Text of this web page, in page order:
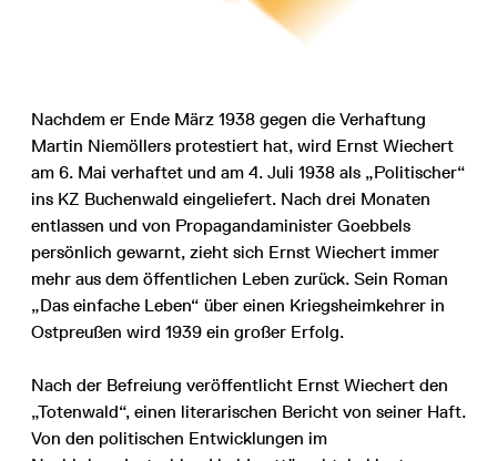
Nachdem er Ende März 1938 gegen die Verhaftung
Martin Niemöllers protestiert hat, wird Ernst Wiechert
am 6. Mai verhaftet und am 4. Juli 1938 als „Politischer“
ins KZ Buchenwald eingeliefert. Nach drei Monaten
entlassen und von Propagandaminister Goebbels
persönlich gewarnt, zieht sich Ernst Wiechert immer
mehr aus dem öffentlichen Leben zurück. Sein Roman
„Das einfache Leben“ über einen Kriegsheimkehrer in
Ostpreußen wird 1939 ein großer Erfolg.
Nach der Befreiung veröffentlicht Ernst Wiechert den
„Totenwald“, einen literarischen Bericht von seiner Haft.
Von den politischen Entwicklungen im